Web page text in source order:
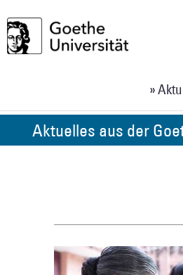
»
Aktuelles aus der